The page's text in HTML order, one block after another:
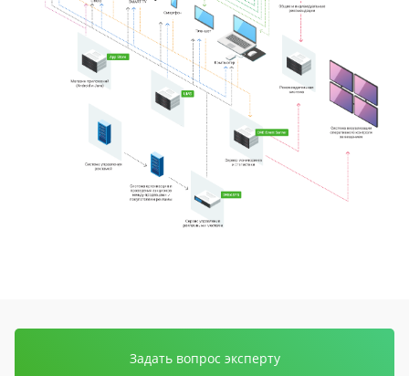
Задать вопрос эксперту